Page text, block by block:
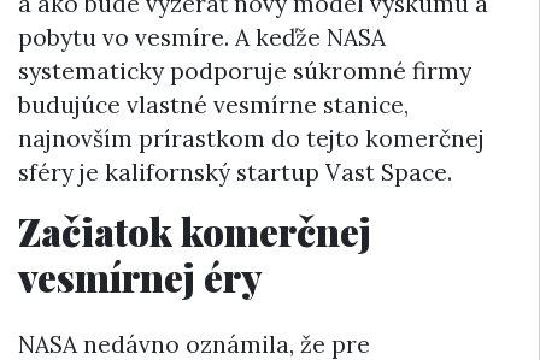
pobytu vo vesmíre. A keďže NASA
systematicky podporuje súkromné firmy
budujúce vlastné vesmírne stanice,
najnovším prírastkom do tejto komerčnej
sféry je kalifornský startup Vast Space.
Začiatok komerčnej
vesmírnej éry
NASA nedávno oznámila, že pre